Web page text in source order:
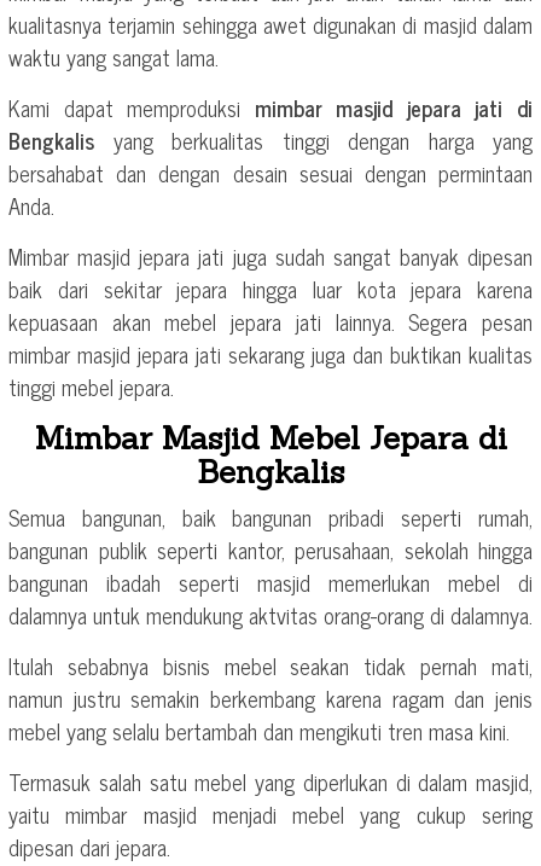
kualitasnya terjamin sehingga awet digunakan di masjid dalam
waktu yang sangat lama.
Kami dapat memproduksi mimbar masjid jepara jati di
Bengkalis yang berkualitas tinggi dengan harga yang
bersahabat dan dengan desain sesuai dengan permintaan
Anda.
Mimbar masjid jepara jati juga sudah sangat banyak dipesan
baik dari sekitar jepara hingga luar kota jepara karena
kepuasaan akan mebel jepara jati lainnya. Segera pesan
mimbar masjid jepara jati sekarang juga dan buktikan kualitas
tinggi mebel jepara.
Mimbar Masjid Mebel Jepara di
Bengkalis
Semua bangunan, baik bangunan pribadi seperti rumah,
bangunan publik seperti kantor, perusahaan, sekolah hingga
bangunan ibadah seperti masjid memerlukan mebel di
dalamnya untuk mendukung aktvitas orang-orang di dalamnya.
Itulah sebabnya bisnis mebel seakan tidak pernah mati,
namun justru semakin berkembang karena ragam dan jenis
mebel yang selalu bertambah dan mengikuti tren masa kini.
Termasuk salah satu mebel yang diperlukan di dalam masjid,
yaitu mimbar masjid menjadi mebel yang cukup sering
dipesan dari jepara.